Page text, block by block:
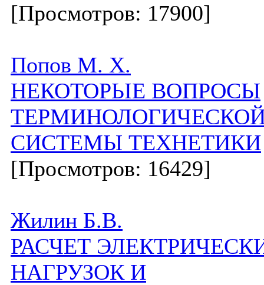
[Просмотров: 17900]
Попов М. Х.
НЕКОТОРЬIЕ ВОПРОСЫ
СИСТЕМЫ ТЕХНЕТИКИ
[Просмотров: 16429]
Жилин Б.В.
РАСЧЕТ
НАГРУЗОК И